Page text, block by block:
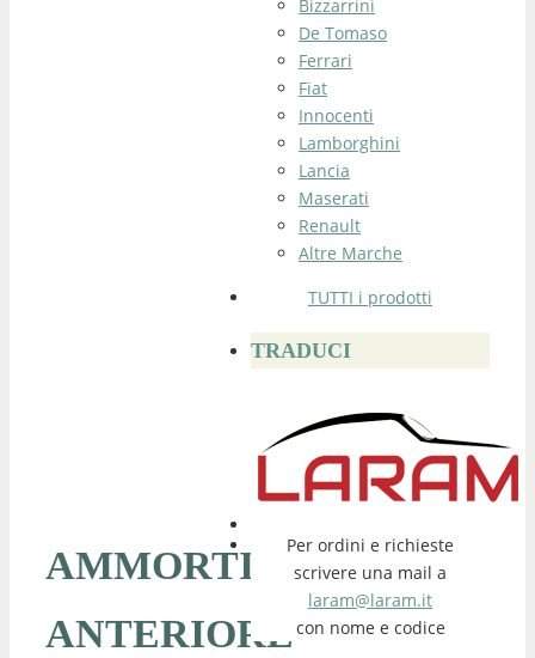
AMMORTIZZATORE
ANTERIORE
Bizzarrini
De Tomaso
Ferrari
Fiat
Innocenti
Lamborghini
Lancia
Maserati
Renault
Altre Marche
TUTTI i prodotti
TRADUCI
Per ordini e richieste
scrivere una mail a
laram@laram.it
con nome e codice